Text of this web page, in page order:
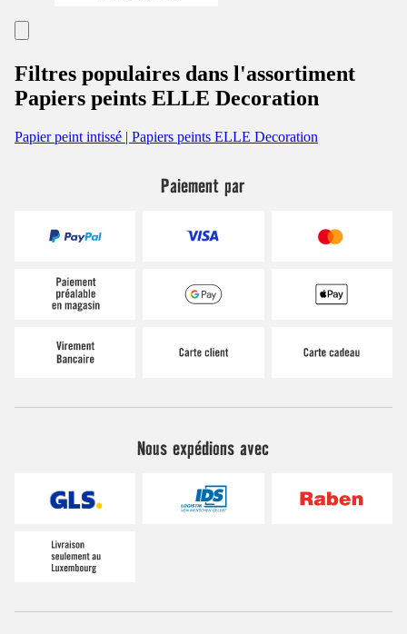
Filtres populaires dans l'assortiment
Papiers peints ELLE Decoration
Papier peint intissé | Papiers peints ELLE Decoration
Paiement par
Nous expédions avec